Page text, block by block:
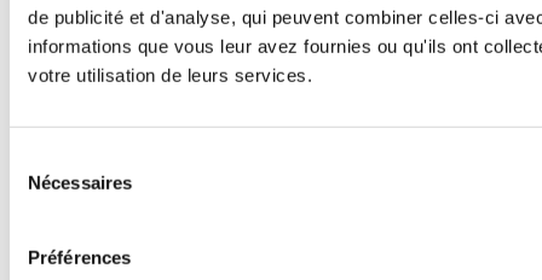
de publicité et d'analyse, qui peuvent combiner celles-ci
informations que vous leur avez fournies ou qu'ils ont
votre utilisation de leurs services.
Nécessaires
Préférences
youtube.com ytidb::LAST_RESULT_ENTRY_KEY Registra